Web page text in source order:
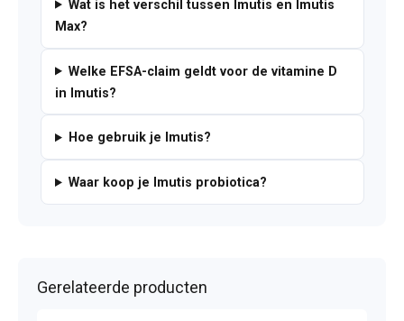
Wat is het verschil tussen Imutis en Imutis
Max?
Welke EFSA-claim geldt voor de vitamine D
in Imutis?
Hoe gebruik je Imutis?
Waar koop je Imutis probiotica?
Gerelateerde producten